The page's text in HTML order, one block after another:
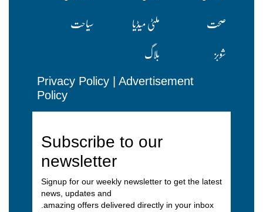
صحت
ملٹی میڈیا
سیاحت
شوبز
بلاگ
Privacy Policy | Advertisement
Policy
Subscribe to our
newsletter
Signup for our weekly newsletter to get the latest
news, updates and
amazing offers delivered directly in your inbox.